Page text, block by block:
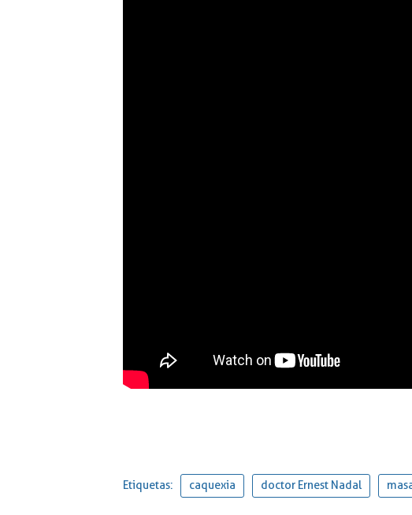
Etiquetas: caquexia doctor Ernest Nadal